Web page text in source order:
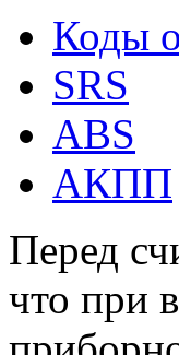
Коды
SRS
ABS
АКПП
Перед
что при